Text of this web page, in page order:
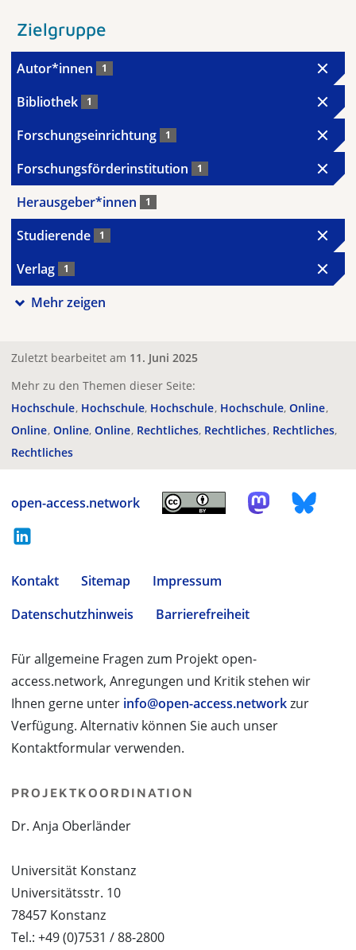
Zielgruppe
Autor*innen 1
Bibliothek 1
Forschungseinrichtung 1
Forschungsförderinstitution 1
Herausgeber*innen 1
Studierende 1
Verlag 1
Mehr zeigen
Zuletzt bearbeitet am 11. Juni 2025
Mehr zu den Themen dieser Seite:
Hochschule Hochschule Hochschule Hochschule Online
Online Online Online Rechtliches Rechtliches Rechtliches
Rechtliches
open-access.network
Kontakt Sitemap
Impressum
Datenschutzhinweis
Barrierefreiheit
Für allgemeine Fragen zum Projekt open-
access.network, Anregungen und Kritik stehen wir
Ihnen gerne unter info@open-access.networkzur
Verfügung. Alternativ können Sie auch unser
Kontaktformular verwenden.
PROJEKTKOORDINATION
Dr. Anja Oberländer
Universität Konstanz
Universitätsstr. 10
78457 Konstanz
Tel.: +49 (0)7531 / 88-2800